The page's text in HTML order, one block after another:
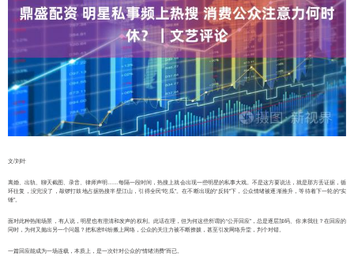
文/刘叶
离婚、出轨、聊天截图、录音、律师声明……每隔一段时间，热搜上就会出现一些明星的私事大戏。不是这方要说法，就是那方丢证据，循
环往复，没完没了，敲锣打鼓地占据热搜半壁江山，引得全民“吃瓜”。在不断出现的“反转”下，公众情绪被逐渐推升，等待着下一轮的“实
锤”。
面对此种热闹场景，有人说，明星也有澄清和发声的权利。此话在理，但为何这些所谓的“公开回应”，总是逐层加码、你来我往？在回应的
同时，为何又抛出另一个问题？把私密纠纷搬上网络，公众的关注力被不断撩拨，甚至引发网络升堂，判个对错。
一篇回应能成为一场连载，本质上，是一次针对公众的“情绪消费”而已。